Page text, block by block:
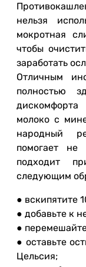
нельзя
мокротная
чтобы
заработать
Отличным
полностью
молоко с
народный
помогает не
подходит
следующим
● вскипятите
● добавьте к
●
● оставьте
Цельсия;